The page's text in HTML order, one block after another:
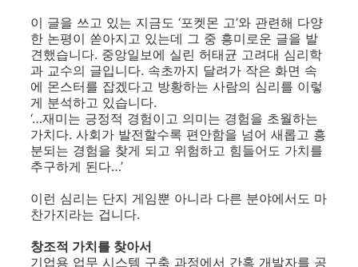
이 글을 쓰고 있는 지금도 ‘포켓몬 고’와 관련해 다양
한 논평이 쏟아지고 있는데 그 중 흥미로운 글을 발
견했습니다. 중앙일보에 실린 허태균 고려대 심리학
과 교수의 글입니다. 속초까지 달려가 작은 화면 속
에 몬스터를 잡겠다고 방황하는 사람의 심리를 이렇
게 분석하고 있습니다.
‘…재미는 긍정적 경험이고 의미는 경험을 초월하는
가치다. 사회가 발전할수록 편안함을 넘어 새롭고 흥
분되는 경험을 찾게 되고 위험하고 힘들어도 가치를
추구하게 된다…’
이런 심리는 단지 게임뿐 아니라 다른 분야에서도 마
찬가지라는 겁니다.
창조적 가치를 찾아서
기업용 업무 시스템 구축 과정에서 간혹 개발자를 공